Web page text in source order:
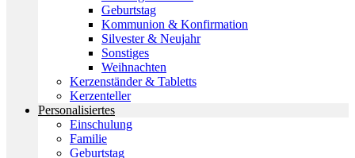
Geburtstag
Kommunion & Konfirmation
Silvester & Neujahr
Sonstiges
Weihnachten
Kerzenständer & Tabletts
Kerzenteller
Personalisiertes
Einschulung
Familie
Geburtstag